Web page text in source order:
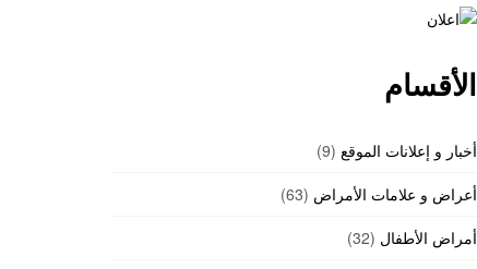
الأقسام
أخبار و إعلانات الموقع (9)
أعراض و علامات الأمراض (63)
أمراض الأطفال (32)